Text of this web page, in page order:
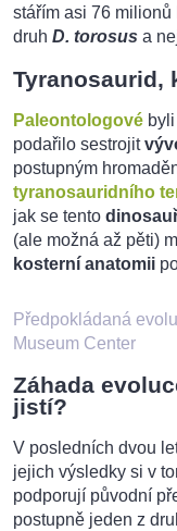
stářím asi 76
druh D. torosus a
Tyranosaurid,
Paleontologové
podařilo sestrojit
postupným
tyranosauridního
jak se tento
(ale možná až pěti)
kosterní anatomii
Předpokládaná
Museum Center
Záhada
jistí?
V posledních dvou
jejich výsledky si v
podporují původní
postupně jeden z